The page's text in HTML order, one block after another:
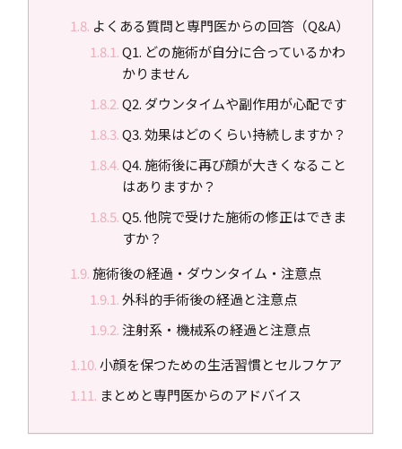
よくある質問と専門医からの回答（Q&A）
Q1. どの施術が自分に合っているかわ
かりません
Q2. ダウンタイムや副作用が心配です
Q3. 効果はどのくらい持続しますか？
Q4. 施術後に再び顔が大きくなること
はありますか？
Q5. 他院で受けた施術の修正はできま
すか？
施術後の経過・ダウンタイム・注意点
外科的手術後の経過と注意点
注射系・機械系の経過と注意点
小顔を保つための生活習慣とセルフケア
まとめと専門医からのアドバイス